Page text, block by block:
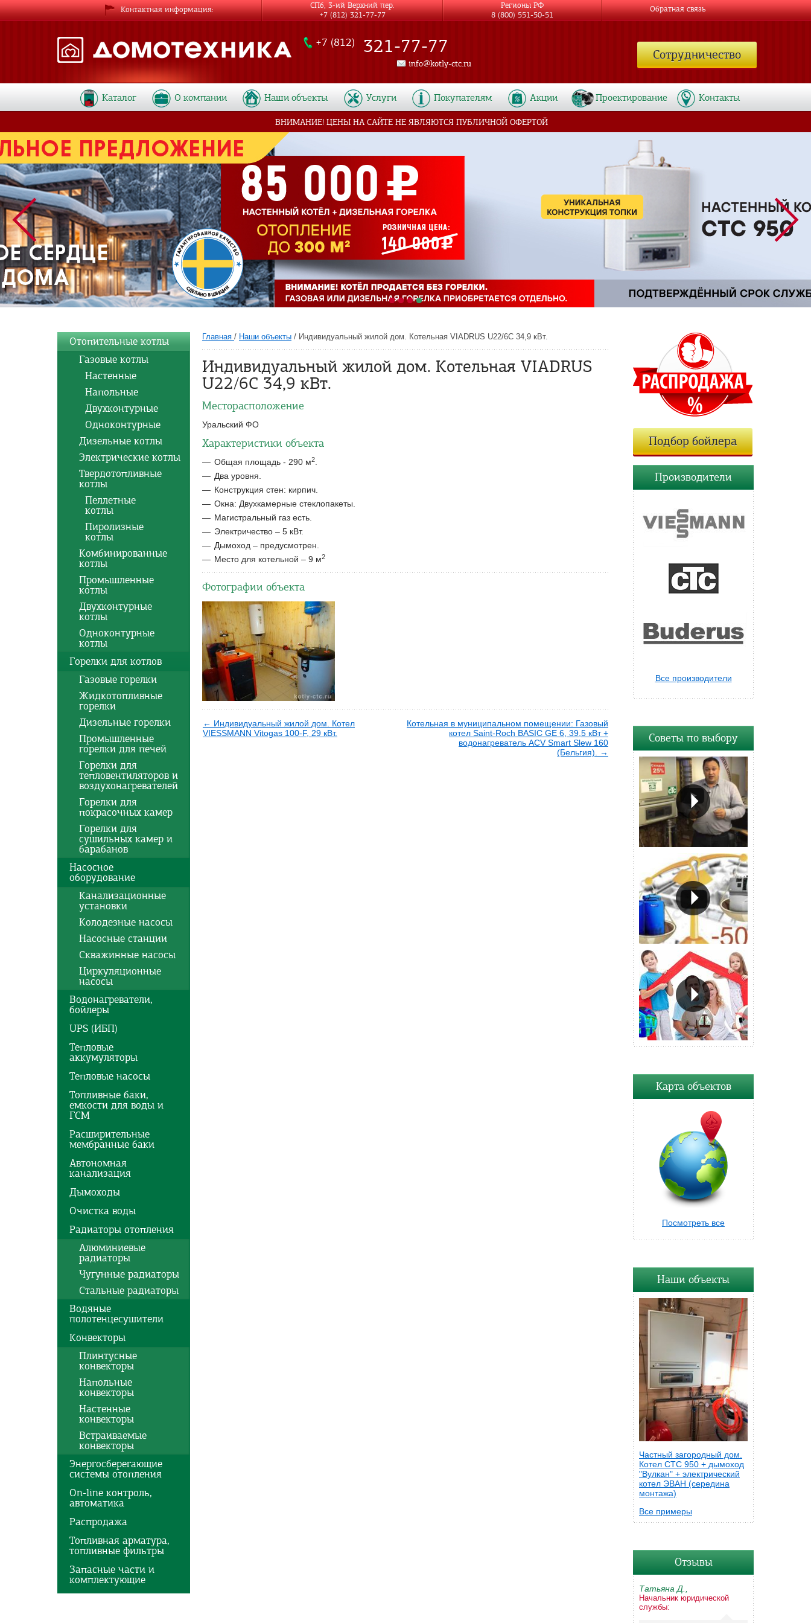
Главная / Наши объекты / Индивидуальный жилой дом. Котельная VIADRUS U22/6C 34,9 кВт.
Индивидуальный жилой дом. Котельная VIADRUS
U22/6C 34,9 кВт.
Месторасположение
Уральский ФО
Характеристики объекта
Общая площадь - 290 м2
Два уровня.
Конструкция стен: кирпич.
Окна: Двухкамерные стеклопакеты.
Магистральный газ есть.
Электричество – 5 кВт.
Дымоход – предусмотрен.
Место для котельной – 9 м2
Фотографии объекта
← Индивидуальный жилой дом. Котел
VIESSMANN Vitogas 100-F, 29 кВт.
Котельная в муниципальном помещении: Газовый
котел Saint-Roch BASIC GE 6, 39,5 кВт +
водонагреватель ACV Smart Slew 160
(Бельгия). →
Отопительные котлы
Газовые котлы
Настенные
Напольные
Двухконтурные
Одноконтурные
Дизельные котлы
Электрические котлы
Твердотопливные
котлы
Пеллетные
котлы
Пиролизные
котлы
Комбинированные
котлы
Промышленные
котлы
Двухконтурные
котлы
Одноконтурные
котлы
Горелки для котлов
Газовые горелки
Жидкотопливные
горелки
Дизельные горелки
Промышленные
горелки для печей
Горелки для
тепловентиляторов и
воздухонагревателей
Горелки для
покрасочных камер
Горелки для
сушильных камер и
барабанов
Насосное
оборудование
Канализационные
установки
Колодезные насосы
Насосные станции
Скважинные насосы
Циркуляционные
насосы
Водонагреватели,
бойлеры
UPS (ИБП)
Тепловые
аккумуляторы
Тепловые насосы
Топливные баки,
емкости для воды и
ГСМ
Расширительные
мембранные баки
Автономная
канализация
Дымоходы
Очистка воды
Радиаторы отопления
Алюминиевые
радиаторы
Чугунные радиаторы
Стальные радиаторы
Водяные
полотенцесушители
Конвекторы
Плинтусные
конвекторы
Напольные
конвекторы
Настенные
конвекторы
Встраиваемые
конвекторы
Энергосберегающие
системы отопления
On-line контроль,
автоматика
Распродажа
Топливная арматура,
топливные фильтры
Запасные части и
комплектующие
Подбор бойлера
Производители
Все производители
Советы по выбору
Карта объектов
Посмотреть все
Наши объекты
Частный загородный дом.
Котел CTC 950 + дымоход
"Вулкан" + электрический
котел ЭВАН (середина
монтажа)
Все примеры
Отзывы
Татьяна Д.,
Начальник юридической
службы:
+7 (812) 321-77-77
info@kotly-ctc.ru
Сотрудничество
Каталог О компании Наши объекты Услуги Покупателям Акции Проектирование Контакты
Контактная информация
СПб, 3-ий Верхний пер.
+7 (812) 321-77-77
Регионы РФ
8 (800) 551-50-51
Обратная связь
ВНИМАНИЕ! ЦЕНЫ НА САЙТЕ НЕ ЯВЛЯЮТСЯ ПУБЛИЧНОЙ ОФЕРТОЙ